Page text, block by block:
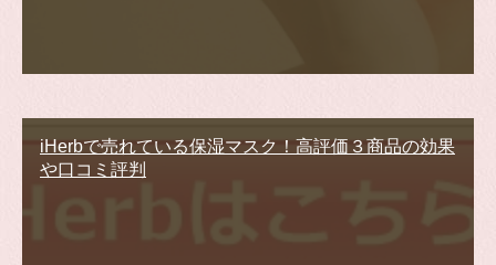
iHerbで売れている保湿マスク！高評価３商品の効果
や口コミ評判